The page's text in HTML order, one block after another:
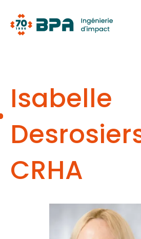
contenu
Isabelle
CRHA